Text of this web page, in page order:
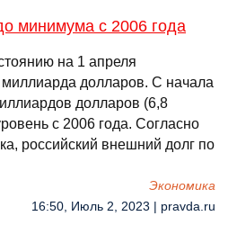
минимума с 2006 года
на 1 апреля
долларов. С начала
долларов (6,8
с 2006 года. Согласно
российский внешний долг по
Экономика
16:50, Июль 2, 2023 | pravda.ru